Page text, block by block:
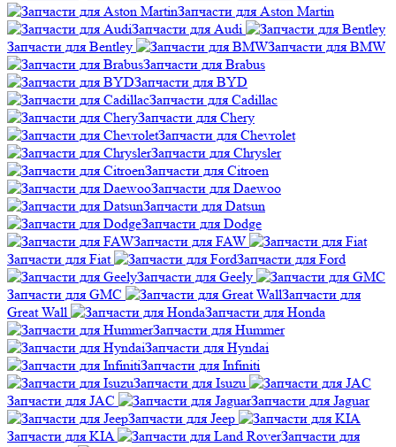
Запчасти для Aston Martin
Запчасти для Audi
Запчасти для Bentley
Запчасти для BMW
Запчасти для Brabus
Запчасти для BYD
Запчасти для Cadillac
Запчасти для Chery
Запчасти для Chevrolet
Запчасти для Chrysler
Запчасти для Citroen
Запчасти для Daewoo
Запчасти для Datsun
Запчасти для Dodge
Запчасти для FAW
Запчасти для Fiat
Запчасти для Ford
Запчасти для Geely
Запчасти для GMC
Запчасти для
Great Wall
Запчасти для Honda
Запчасти для Hummer
Запчасти для Hyndai
Запчасти для Infiniti
Запчасти для Isuzu
Запчасти для JAC
Запчасти для Jaguar
Запчасти для Jeep
Запчасти для KIA
Запчасти для